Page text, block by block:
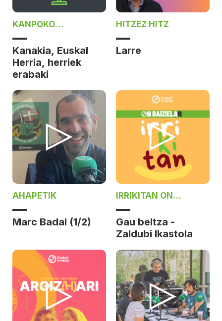
KANPOKO
MINTZALDIA
Kanakia, Euskal
Herria, herriek
erabaki
HITZEZ HITZ
Larre
AHAPETIK
Marc Badal (1/2)
IRRIKITAN ON
DAIZIELAN
Gau beltza -
Zaldubi Ikastola